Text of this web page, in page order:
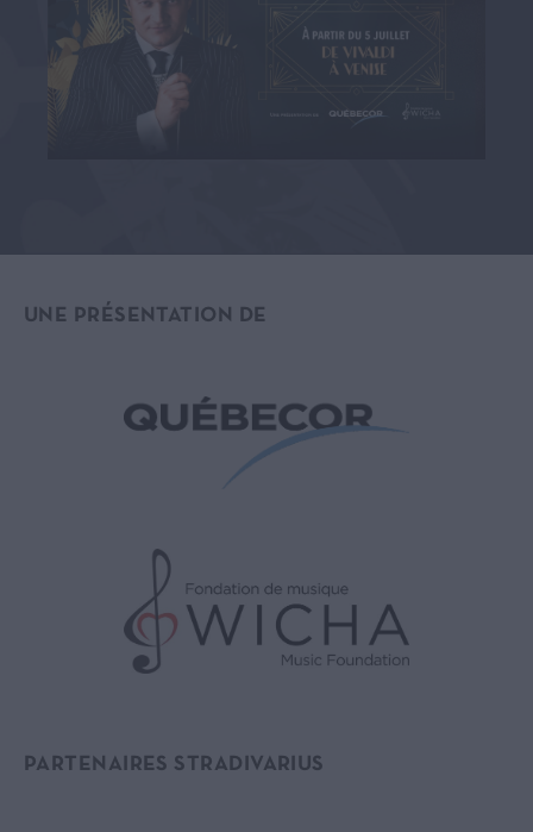
UNE PRÉSENTATION DE
PARTENAIRES STRADIVARIUS